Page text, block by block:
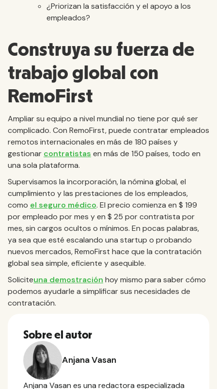
¿Priorizan la satisfacción y el apoyo a los
empleados?
Construya su fuerza de
trabajo global con
RemoFirst
Ampliar su equipo a nivel mundial no tiene por qué ser
complicado. Con RemoFirst, puede contratar empleados
remotos internacionales en más de 180 países y
gestionar contratistas en más de 150 países, todo en
una sola plataforma.
Supervisamos la incorporación, la nómina global, el
cumplimiento y las prestaciones de los empleados,
como el seguro médico. El precio comienza en $ 199
por empleado por mes y en $ 25 por contratista por
mes, sin cargos ocultos o mínimos. En pocas palabras,
ya sea que esté escalando una startup o probando
nuevos mercados, RemoFirst hace que la contratación
global sea simple, eficiente y asequible.
Soliciteuna demostración hoy mismo para saber cómo
podemos ayudarle a simplificar sus necesidades de
contratación.
Sobre el autor
Anjana Vasan
Anjana Vasan es una redactora especializada